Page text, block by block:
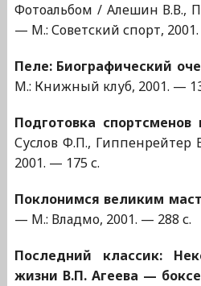
Фотоальбом / Алешин В.В.,
— М.: Советский спорт,
Пеле: Биографический
М.: Книжный клуб, 2001. —
Подготовка
Суслов Ф.П., Гиппенрейтер
2001. — 175 с.
Поклонимся великим
— М.: Владмо, 2001. — 288 с.
Последний классик:
жизни В.П. Агеева —